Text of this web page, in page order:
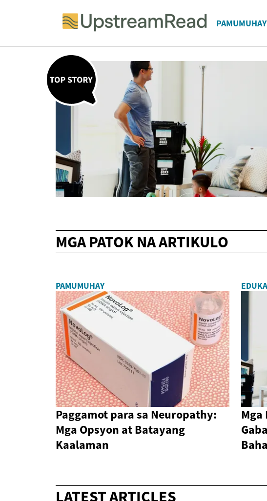
PAMUMUHAY
MGA PATOK NA ARTIKULO
PAMUMUHAY
Paggamot para sa Neuropathy:
Mga Opsyon at Batayang
Kaalaman
LATEST ARTICLES